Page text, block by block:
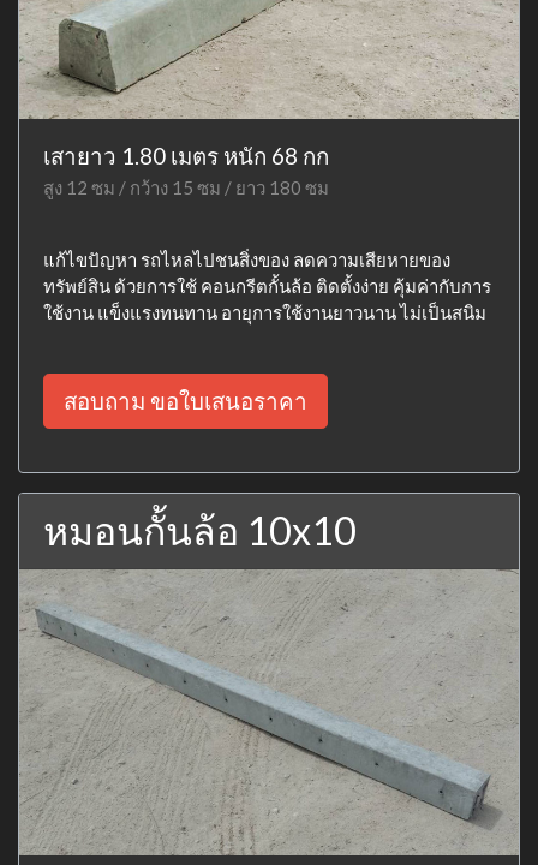
เสายาว 1.80 เมตร หนัก 68 กก
สูง 12 ซม / กว้าง 15 ซม / ยาว 180 ซม
แก้ไขปัญหา รถไหลไปชนสิ่งของ ลดความเสียหายของ
ทรัพย์สิน ด้วยการใช้ คอนกรีตกั้นล้อ ติดตั้งง่าย คุ้มค่ากับการ
ใช้งาน แข็งแรงทนทาน อายุการใช้งานยาวนาน ไม่เป็นสนิม
สอบถาม ขอใบเสนอราคา
หมอนกั้นล้อ 10x10